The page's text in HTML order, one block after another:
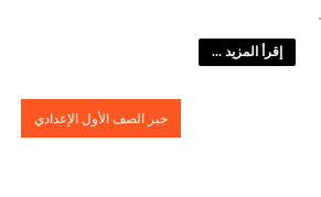
إقرأ المزيد ...
جبر الصف الأول الإعدادي